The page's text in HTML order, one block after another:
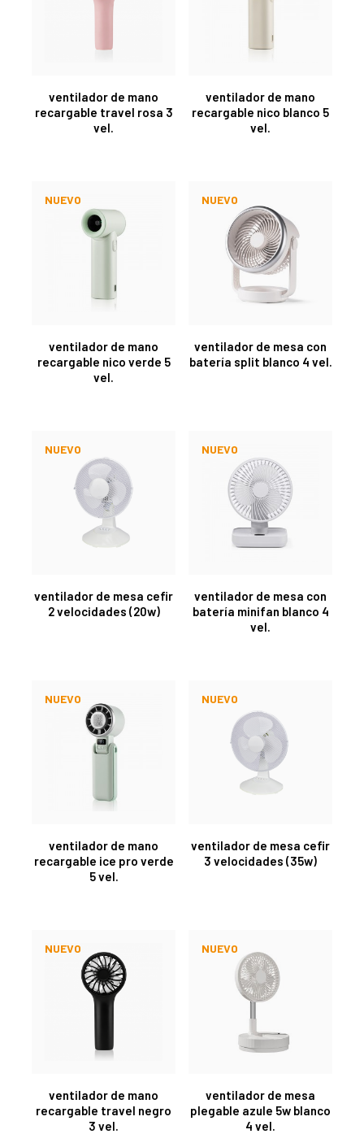
ventilador de mano
recargable travel rosa 3
vel.
ventilador de mano
recargable nico blanco 5
vel.
ventilador de mano
recargable nico verde 5
vel.
NUEVO
ventilador de mesa con
batería split blanco 4 vel.
NUEVO
ventilador de mesa cefir
2 velocidades (20w)
NUEVO
ventilador de mesa con
batería minifan blanco 4
vel.
NUEVO
ventilador de mano
recargable ice pro verde
5 vel.
NUEVO
ventilador de mesa cefir
3 velocidades (35w)
NUEVO
ventilador de mano
recargable travel negro
3 vel.
NUEVO
ventilador de mesa
plegable azule 5w blanco
4 vel.
NUEVO